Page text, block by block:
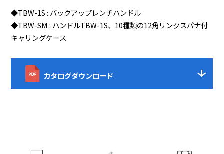
◆TBW-1S : バックアップレンチハンドル
◆TBW-SM : ハンドルTBW-1S、10種類の12角リンクスパナ付
キャリングケース
カタログダウンロード